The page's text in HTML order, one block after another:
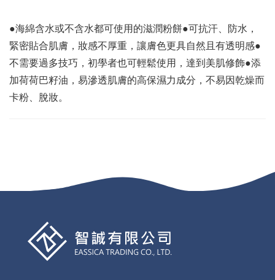
●海綿含水或不含水都可使用的滋潤粉餅●可抗汗、防水，
緊密貼合肌膚，妝感不厚重，讓膚色更具自然且有透明感●
不需要過多技巧，初學者也可輕鬆使用，達到美肌修飾●添
加荷荷巴籽油，易滲透肌膚的高保濕力成分，不易因乾燥而
卡粉、脫妝。